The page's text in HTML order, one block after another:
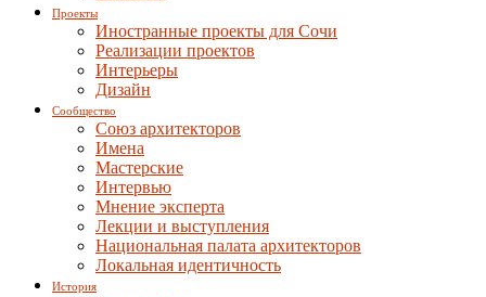
Проекты
Иностранные проекты для Сочи
Реализации проектов
Интерьеры
Дизайн
Сообщество
Союз архитекторов
Имена
Мастерские
Интервью
Мнение эксперта
Лекции и выступления
Национальная палата архитекторов
Локальная идентичность
История